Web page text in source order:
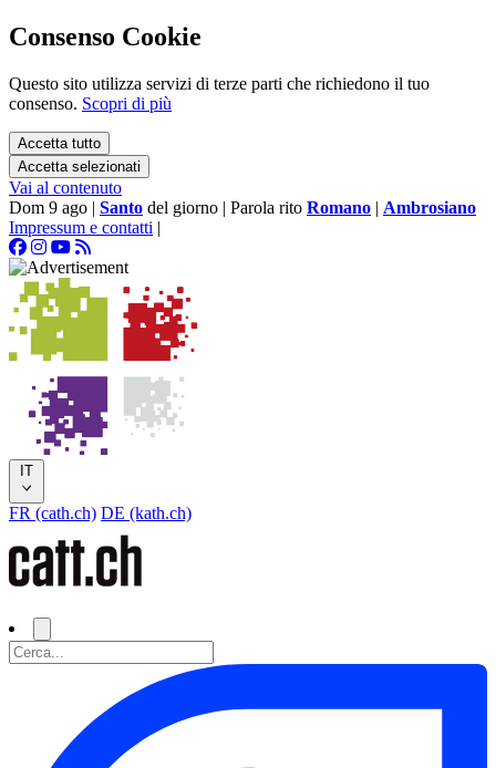
Consenso Cookie
Questo sito utilizza servizi di terze parti che richiedono il tuo
consenso. Scopri di più
Accetta tutto
Accetta selezionati
Vai al contenuto
Dom 9 ago | Santo del giorno | Parola rito Romano | Ambrosiano
Impressum e contatti |
IT
FR (cath.ch) DE (kath.ch)